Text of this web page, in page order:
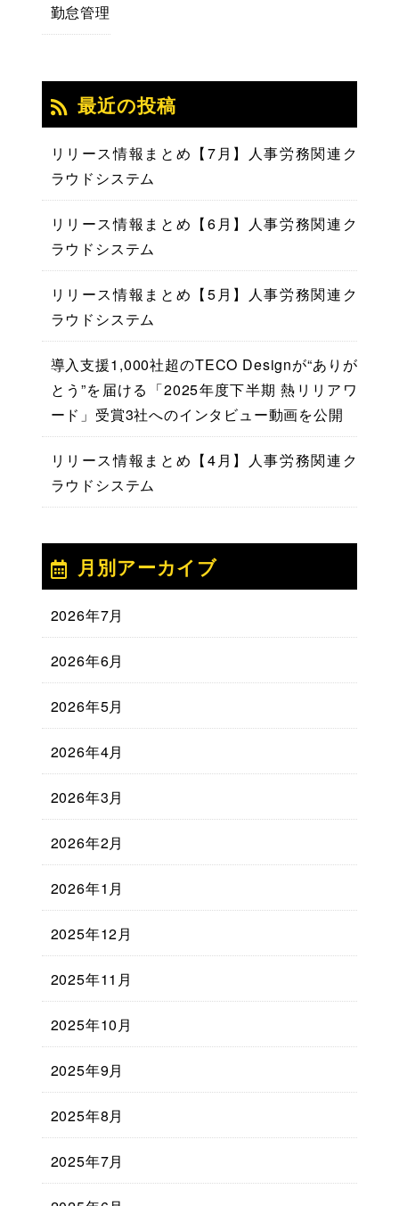
勤怠管理
最近の投稿
リリース情報まとめ【7月】人事労務関連ク
ラウドシステム
リリース情報まとめ【6月】人事労務関連ク
ラウドシステム
リリース情報まとめ【5月】人事労務関連ク
ラウドシステム
導入支援1,000社超のTECO Designが“ありが
とう”を届ける「2025年度下半期 熱リリアワ
ード」受賞3社へのインタビュー動画を公開
リリース情報まとめ【4月】人事労務関連ク
ラウドシステム
月別アーカイブ
2026年7月
2026年6月
2026年5月
2026年4月
2026年3月
2026年2月
2026年1月
2025年12月
2025年11月
2025年10月
2025年9月
2025年8月
2025年7月